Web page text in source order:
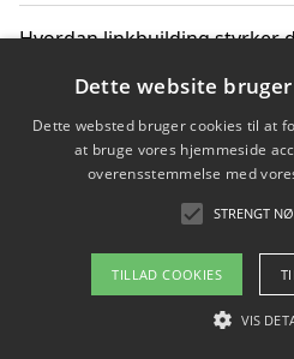
Hvordan linkbuilding styrker
Sådan har udviklingen inden
ændret sig
Copyright 2026 -
Om / kontakt
Dette website
Dette websted bruger cookies til at
at bruge vores hjemmeside
overensstemmelse med
STRENGT
TILLAD COOKIES
VIS